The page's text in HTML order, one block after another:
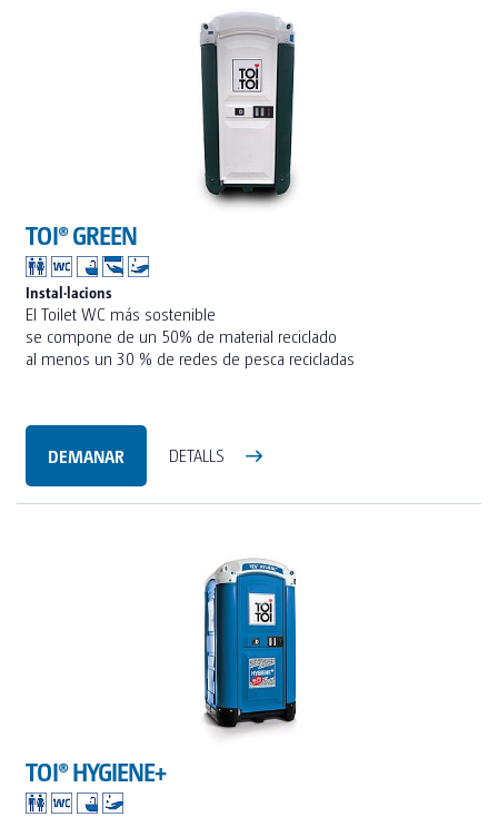
TOI® SHOWER EMERGE
TOI® GREEN
Instal·lacions
El Toilet WC más sostenible
se compone de un 50% de material reciclado
al menos un 30 % de redes de pesca recicladas
DEMANAR DETALLS
TOI® HYGIENE+